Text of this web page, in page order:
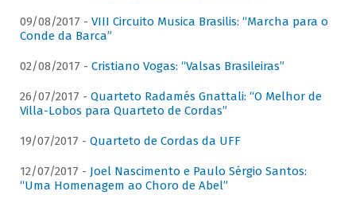
09/08/2017 - VIII Circuito Musica Brasilis: “Marcha para o
Conde da Barca”
02/08/2017 - Cristiano Vogas: “Valsas Brasileiras”
26/07/2017 - Quarteto Radamés Gnattali: “O Melhor de
Villa-Lobos para Quarteto de Cordas”
19/07/2017 - Quarteto de Cordas da UFF
12/07/2017 - Joel Nascimento e Paulo Sérgio Santos:
“Uma Homenagem ao Choro de Abel”